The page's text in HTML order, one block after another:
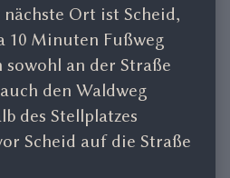
Ort ist Scheid,
10 Minuten Fußweg
an der Straße
den Waldweg
des Stellplatzes
Scheid auf die Straße